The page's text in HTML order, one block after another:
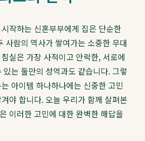
작하는 신혼부부에게 집은 단순한
사람의 역사가 쌓여가는 소중한 무대
실은 가장 사적이고 안락한, 서로에
는 둘만의 성역과도 같습니다. 그렇
아이템 하나하나에는 신중한 고민
야 합니다. 오늘 우리가 함께 살펴본
이러한 고민에 대한 완벽한 해답을